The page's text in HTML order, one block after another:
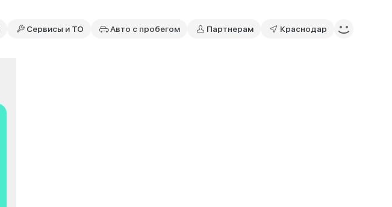
Сервисы и ТО Авто с пробегом Партнерам Краснодар